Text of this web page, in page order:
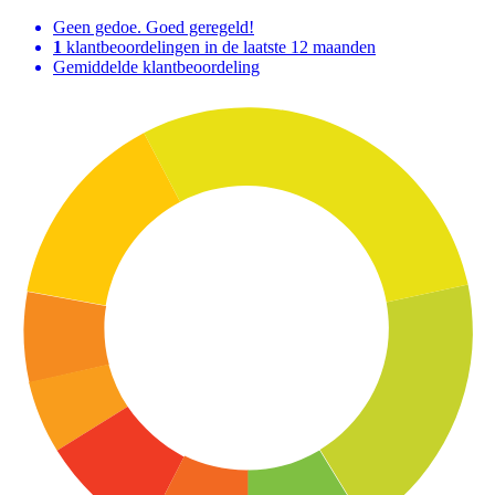
Geen gedoe. Goed geregeld!
1 klantbeoordelingen in de laatste 12 maanden
Gemiddelde klantbeoordeling